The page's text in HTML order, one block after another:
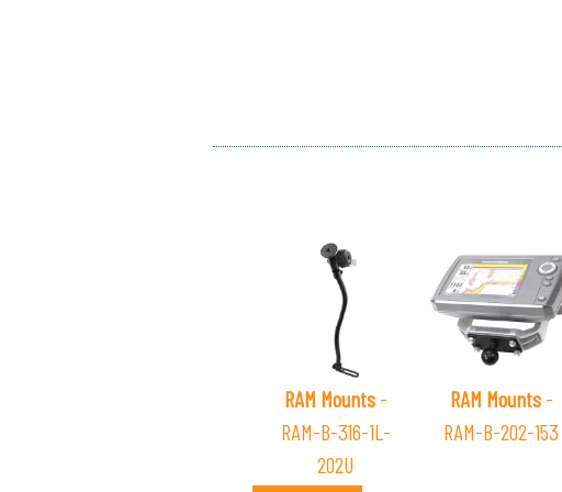
RAM Mounts-
RAM-B-316-1L-
202U
RAM Mounts-
RAM-B-202-153